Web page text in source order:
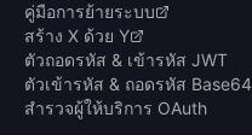
คู่มือการย้ายระบบ
สร้าง X ด้วย Y
ตัวถอดรหัส & เข้ารหัส JWT
ตัวเข้ารหัส & ถอดรหัส Base64
สำรวจผู้ให้บริการ OAuth